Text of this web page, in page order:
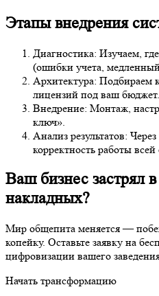
Этапы внедрения
Диагностика: Изучаем,
(ошибки учета, медленный
Архитектура: Подбираем
лицензий под ваш бюджет.
Внедрение: Монтаж,
ключ».
Анализ результатов:
корректность работы всей
Ваш бизнес застрял
накладных?
Мир общепита меняется —
копейку. Оставьте заявку на
цифровизации вашего
Начать трансформацию